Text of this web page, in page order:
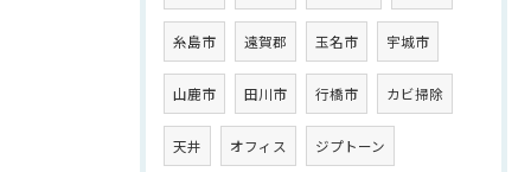
糸島市 遠賀郡 玉名市 宇城市
山鹿市 田川市 行橋市 カビ掃除
天井 オフィス ジプトーン